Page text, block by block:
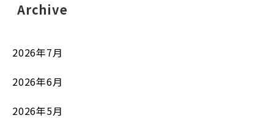
Archive
2026年7月
2026年6月
2026年5月